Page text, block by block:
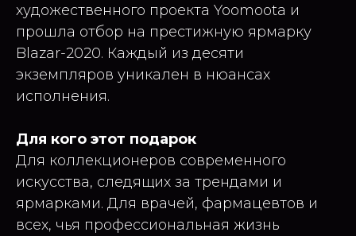
художественного проекта Yoomoota и
прошла отбор на престижную ярмарку
Blazar-2020. Каждый из десяти
экземпляров уникален в нюансах
исполнения.
Для кого этот подарок
Для коллекционеров современного
искусства, следящих за трендами и
ярмарками. Для врачей, фармацевтов и
всех, чья профессиональная жизнь